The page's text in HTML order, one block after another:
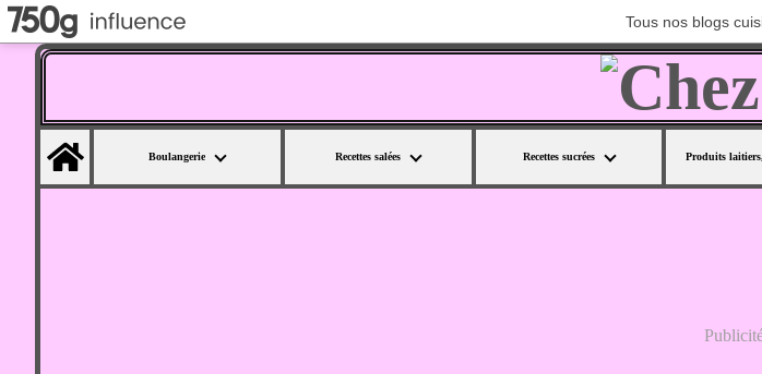
Tous nos blogs
Boulangerie
Recettes salées Recettes sucrées Produits